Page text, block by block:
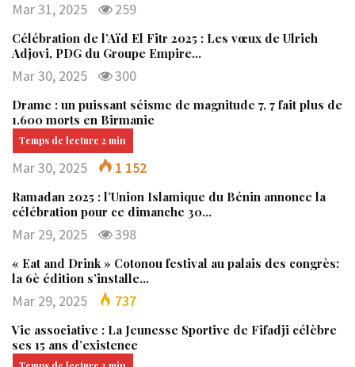
Mar 31, 2025 259
Célébration de l’Aïd El Fitr 2025 : Les vœux de Ulrich
Adjovi, PDG du Groupe Empire…
Mar 30, 2025 300
Drame : un puissant séisme de magnitude 7, 7 fait plus de
1.600 morts en Birmanie
Mar 30, 2025 1 152
Ramadan 2025 : l’Union Islamique du Bénin annonce la
célébration pour ce dimanche 30…
Mar 29, 2025 398
« Eat and Drink » Cotonou festival au palais des congrès:
la 6è édition s’installe…
Mar 29, 2025 737
Vie associative : La Jeunesse Sportive de Fifadji célèbre
ses 15 ans d’existence